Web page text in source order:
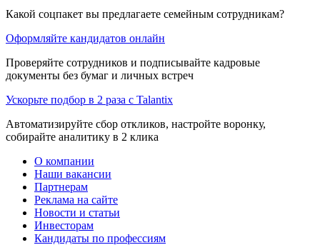
Какой соцпакет вы предлагаете семейным сотрудникам?
Оформляйте кандидатов онлайн
Проверяйте сотрудников и подписывайте кадровые
документы без бумаг и личных встреч
Ускорьте подбор в 2 раза с Talantix
Автоматизируйте сбор откликов, настройте воронку,
собирайте аналитику в 2 клика
О компании
Наши вакансии
Партнерам
Реклама на сайте
Новости и статьи
Инвесторам
Кандидаты по профессиям